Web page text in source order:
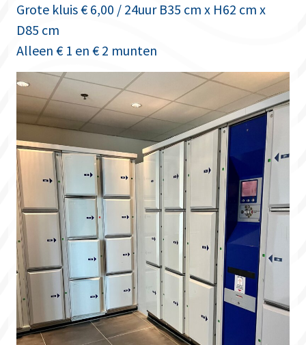
Grote kluis € 6,00 / 24uur B35 cm x H62 cm x
D85 cm
Alleen € 1 en € 2 munten